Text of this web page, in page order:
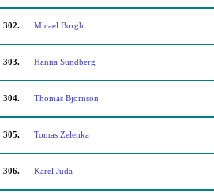
302. Micael Borgh
303. Hanna Sundberg
304. Thomas Bjornson
305. Tomas Zelenka
306. Karel Juda